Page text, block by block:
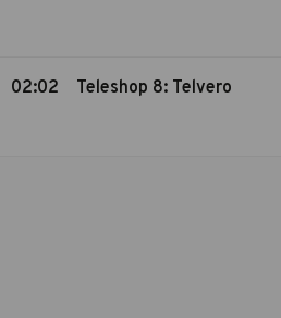
02:02 Teleshop 8: Telvero